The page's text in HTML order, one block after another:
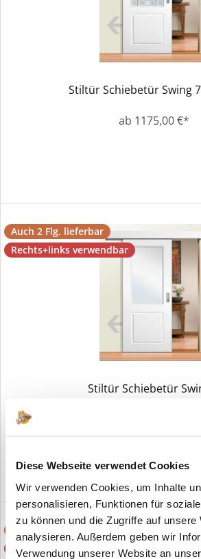
Diese Webseite verwendet Cookies
Wir verwenden Cookies, um Inhalte
personalisieren, Funktionen für
zu können und die Zugriffe auf unsere
analysieren. Außerdem geben wir
Verwendung unserer Website an
Stiltür Schiebetür Swing
ab 1175,00 €*
Auch 2 Flg. lieferbar
Rechts+links verwendbar
Stiltür Schiebetür
Auch 2 Flg. lieferbar
Rechts+links verwendbar